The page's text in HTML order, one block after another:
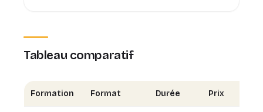
Tableau comparatif
Formation Format Durée Prix